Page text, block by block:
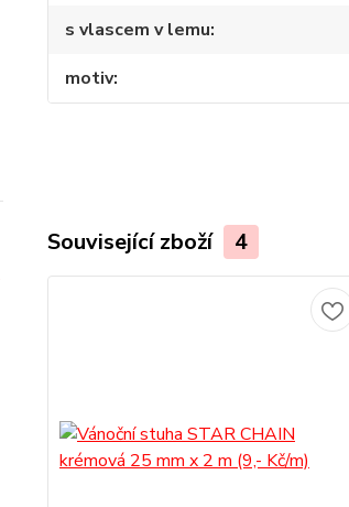
s vlascem v lemu
motiv
Související zboží 4